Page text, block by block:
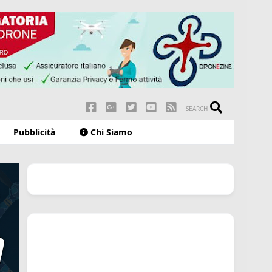
SEARCH
Pubblicità Chi Siamo